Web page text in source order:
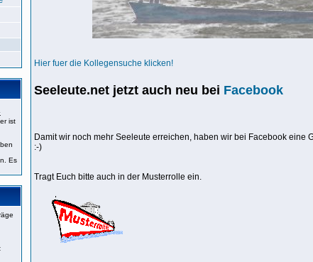
ist
Es
Hier fuer die Kollegensuche klicken!
Seeleute.net jetzt auch neu bei Facebook
Damit wir noch mehr Seeleute erreichen, haben wir bei Facebook eine
:-)
Tragt Euch bitte auch in der Musterrolle ein.